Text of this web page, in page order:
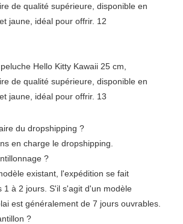
du dropshipping ?
en charge le dropshipping.
?
existant, l'expédition se fait
1 à 2 jours. S'il s'agit d'un modèle
est généralement de 7 jours ouvrables.
?